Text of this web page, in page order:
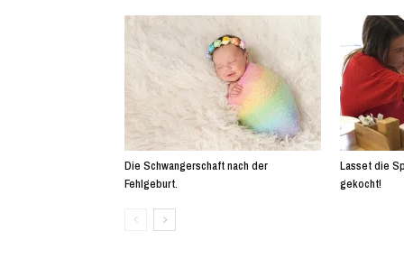
Die Schwangerschaft nach der
Fehlgeburt.
Lasset die
gekocht!